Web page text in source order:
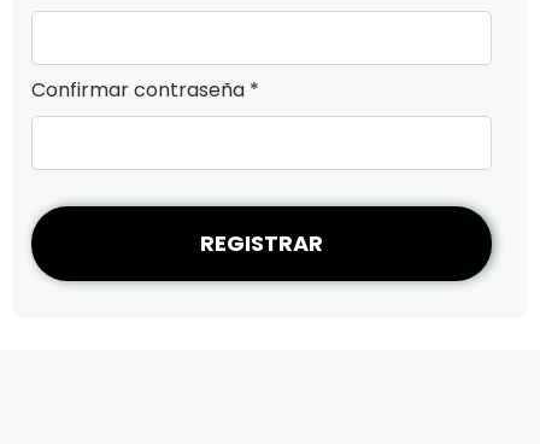
Confirmar contraseña *
REGISTRAR